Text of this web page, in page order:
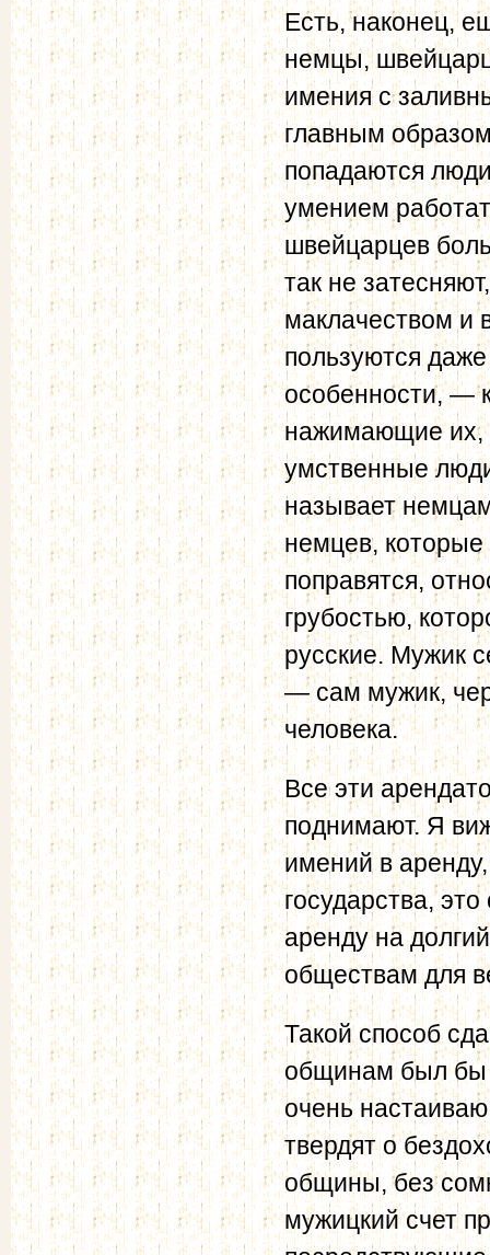
Есть, наконец,
немцы,
имения с
главным
попадаются
умением
швейцарцев
так не
маклачеством и
пользуются
особенности, —
нажимающие их,
умственные
называет
немцев, которые
поправятся,
грубостью,
рус­ские. Мужик
— сам мужик,
человека.
Все эти
поднимают. Я
имений в
государства,
аренду на
обществам для
Такой способ
общинам был бы
очень
твердят о
общины, без
мужицкий счет